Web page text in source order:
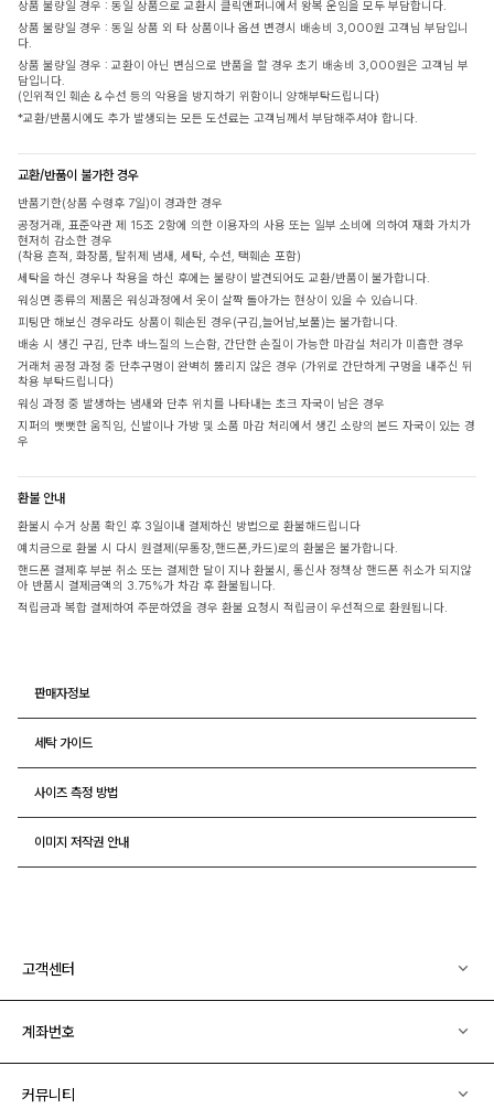
상품 불량일 경우 : 동일 상품으로 교환시 클릭앤퍼니에서 왕복 운임을 모두 부담합니다.
상품 불량일 경우 : 동일 상품 외 타 상품이나 옵션 변경시 배송비 3,000원 고객님 부담입니
다.
상품 불량일 경우 : 교환이 아닌 변심으로 반품을 할 경우 초기 배송비 3,000원은 고객님 부
담입니다.
(인위적인 훼손 & 수선 등의 악용을 방지하기 위함이니 양해부탁드립니다)
*교환/반품시에도 추가 발생되는 모든 도선료는 고객님께서 부담해주셔야 합니다.
교환/반품이 불가한 경우
반품기한(상품 수령후 7일)이 경과한 경우
공정거래, 표준약관 제 15조 2항에 의한 이용자의 사용 또는 일부 소비에 의하여 재화 가치가
현저히 감소한 경우
(착용 흔적, 화장품, 탈취제 냄새, 세탁, 수선, 택훼손 포함)
세탁을 하신 경우나 착용을 하신 후에는 불량이 발견되어도 교환/반품이 불가합니다.
워싱면 종류의 제품은 워싱과정에서 옷이 살짝 돌아가는 현상이 있을 수 있습니다.
피팅만 해보신 경우라도 상품이 훼손된 경우(구김,늘어남,보풀)는 불가합니다.
배송 시 생긴 구김, 단추 바느질의 느슨함, 간단한 손질이 가능한 마감실 처리가 미흡한 경우
거래처 공정 과정 중 단추구멍이 완벽히 뚫리지 않은 경우 (가위로 간단하게 구멍을 내주신 뒤
착용 부탁드립니다)
워싱 과정 중 발생하는 냄새와 단추 위치를 나타내는 초크 자국이 남은 경우
지퍼의 뻣뻣한 움직임, 신발이나 가방 및 소품 마감 처리에서 생긴 소량의 본드 자국이 있는 경
우
환불 안내
환불시 수거 상품 확인 후 3일이내 결제하신 방법으로 환불해드립니다
예치금으로 환불 시 다시 원결제(무통장,핸드폰,카드)로의 환불은 불가합니다.
핸드폰 결제후 부분 취소 또는 결제한 달이 지나 환불시, 통신사 정책상 핸드폰 취소가 되지않
아 반품시 결제금액의 3.75%가 차감 후 환불됩니다.
적립금과 복합 결제하여 주문하였을 경우 환불 요청시 적립금이 우선적으로 환원됩니다.
판매자정보
세탁 가이드
사이즈 측정 방법
이미지 저작권 안내
고객센터
계좌번호
커뮤니티